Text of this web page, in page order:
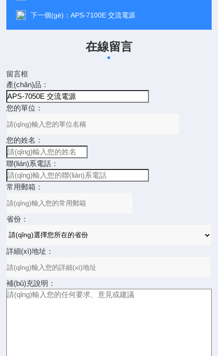
下一個(gè)：APS-7100E 交流電源
在線留言
留言框
產(chǎn)品：
您的單位：
您的姓名：
聯(lián)系電話：
常用郵箱：
省份：
詳細(xì)地址：
補(bǔ)充說明：